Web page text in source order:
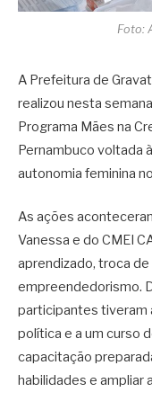
Foto:
A Prefeitura de
realizou nesta
Programa Mães na
Pernambuco voltada
autonomia feminina
As ações
Vanessa e do CMEI
aprendizado, troca
empreendedorismo.
participantes tiveram
política e a um curso
capacitação
habilidades e ampliar